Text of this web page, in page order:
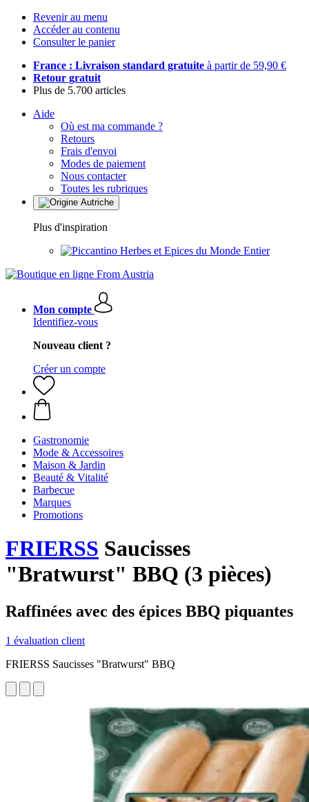
Revenir au menu
Accéder au contenu
Consulter le panier
France : Livraison standard gratuite à partir de 59,90 €
Retour gratuit
Plus de 5.700 articles
Aide
Où est ma commande ?
Retours
Frais d'envoi
Modes de paiement
Nous contacter
Toutes les rubriques
Plus d'inspiration
Herbes et Epices du Monde Entier
Mon compte
Identifiez-vous
Nouveau client ?
Créer un compte
Gastronomie
Mode & Accessoires
Maison & Jardin
Beauté & Vitalité
Barbecue
Marques
Promotions
FRIERSS Saucisses
"Bratwurst" BBQ (3 pièces)
Raffinées avec des épices BBQ piquantes
1 évaluation client
FRIERSS Saucisses "Bratwurst" BBQ